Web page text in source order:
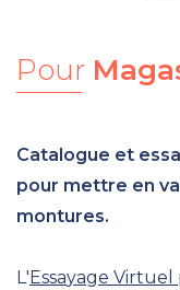
Pour
Catalogue et
pour mettre en
montures.
L' Essayage Virtue